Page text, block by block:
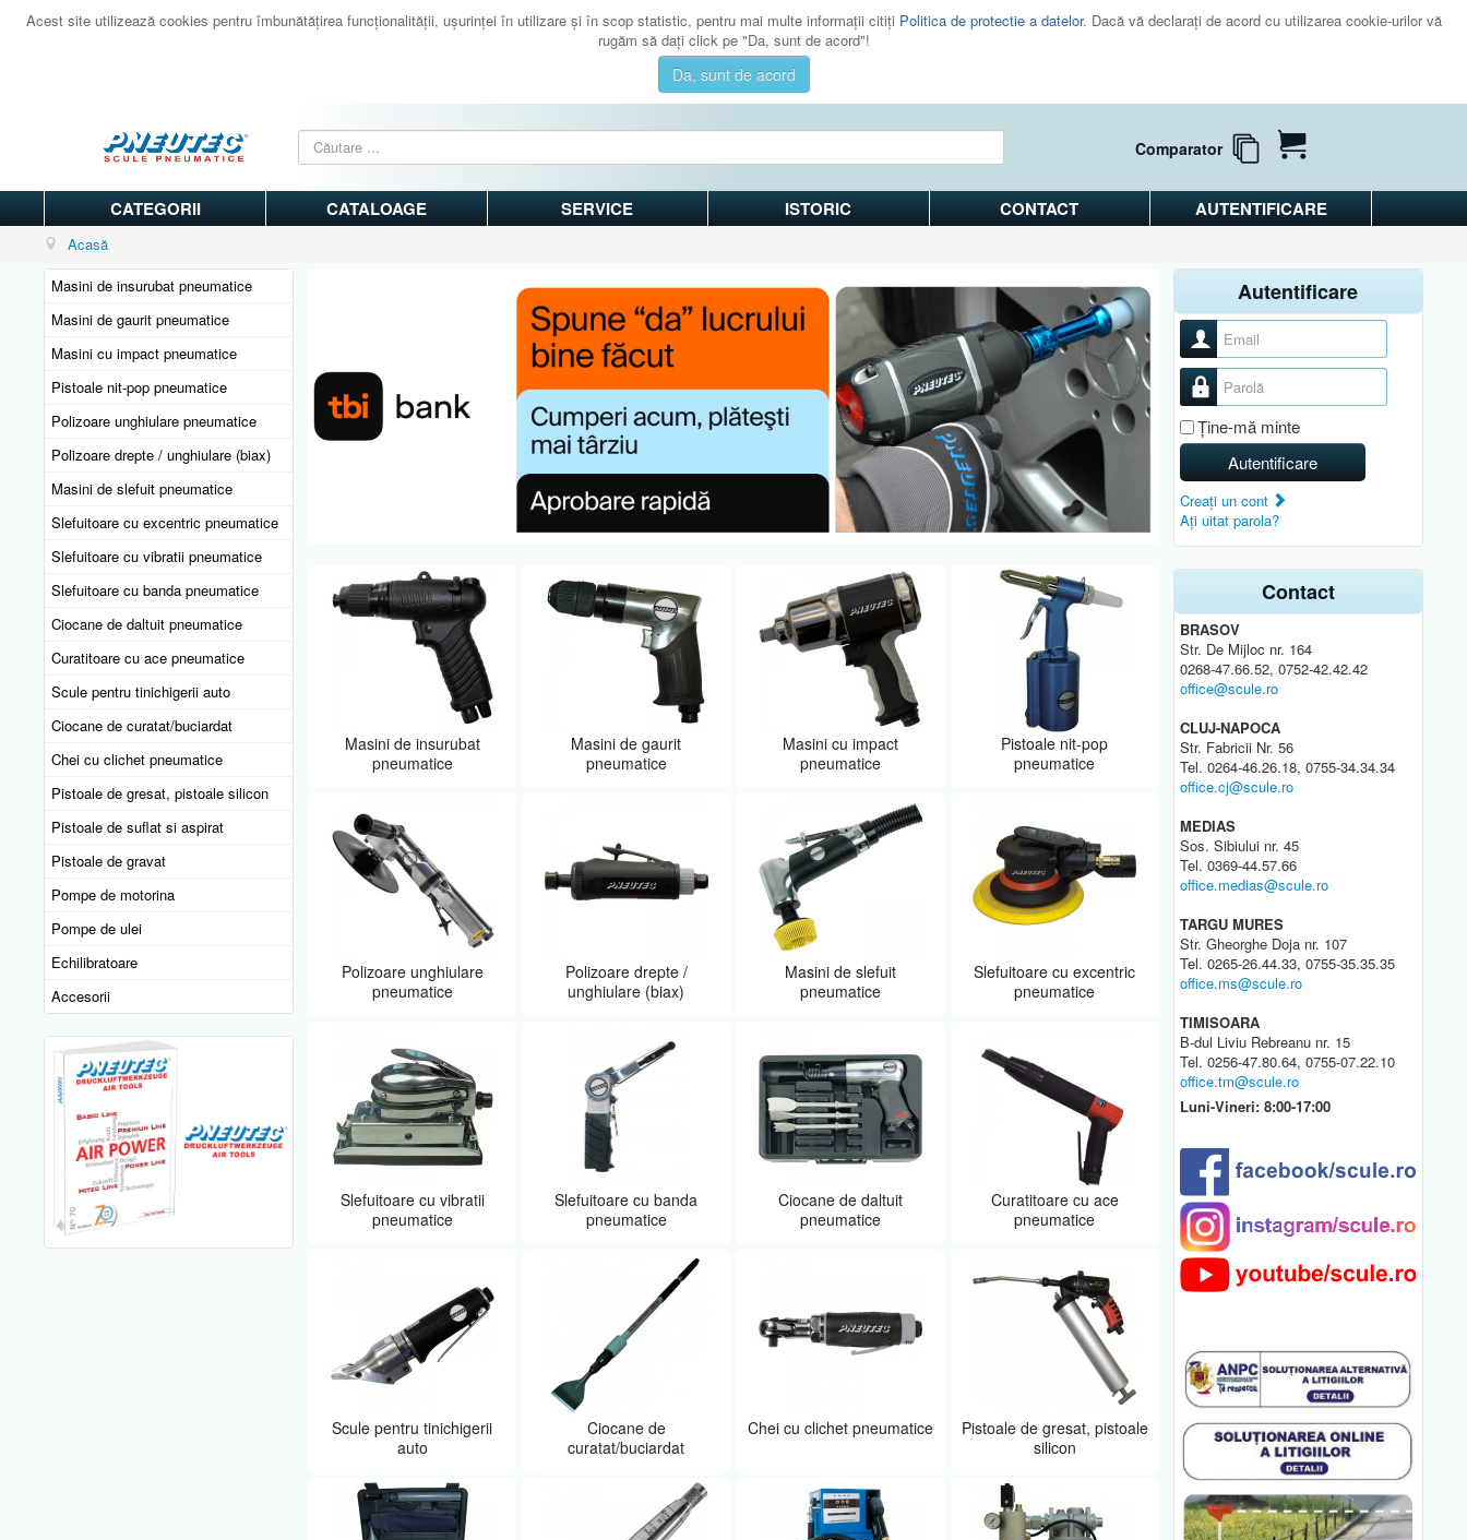
Acest site utilizează cookies pentru îmbunătăţirea funcţionalităţii, uşurinţei în utilizare şi în scop statistic, pentru mai multe informaţii citiţi Politica de protectie a datelor. Dacă vă declaraţi de acord cu utilizarea cookie-urilor vă
rugăm să daţi click pe "Da, sunt de acord"!
Da, sunt de acord
Comparator
CATEGORII CATALOAGE SERVICE ISTORIC CONTACT AUTENTIFICARE
Acasă
Masini de insurubat pneumatice
Masini de gaurit pneumatice
Masini cu impact pneumatice
Pistoale nit-pop pneumatice
Polizoare unghiulare pneumatice
Polizoare drepte / unghiulare (biax)
Masini de slefuit pneumatice
Slefuitoare cu excentric pneumatice
Slefuitoare cu vibratii pneumatice
Slefuitoare cu banda pneumatice
Ciocane de daltuit pneumatice
Curatitoare cu ace pneumatice
Scule pentru tinichigerii auto
Ciocane de curatat/buciardat
Chei cu clichet pneumatice
Pistoale de gresat, pistoale silicon
Pistoale de suflat si aspirat
Pistoale de gravat
Pompe de motorina
Pompe de ulei
Echilibratoare
Accesorii
Masini de insurubat
pneumatice
Masini de gaurit
pneumatice
Masini cu impact
pneumatice
Pistoale nit-pop
pneumatice
Polizoare unghiulare
pneumatice
Polizoare drepte /
unghiulare (biax)
Masini de slefuit
pneumatice
Slefuitoare cu excentric
pneumatice
Slefuitoare cu vibratii
pneumatice
Slefuitoare cu banda
pneumatice
Ciocane de daltuit
pneumatice
Curatitoare cu ace
pneumatice
Scule pentru tinichigerii
auto
Ciocane de
curatat/buciardat
Chei cu clichet pneumatice
Pistoale de gresat, pistoale
silicon
Autentificare
Nume utilizator
Parolă
Ţine-mă minte
Autentificare
Creaţi un cont
Aţi uitat parola?
Contact
BRASOV
Str. De Mijloc nr. 164
0268-47.66.52, 0752-42.42.42
office@scule.ro
CLUJ-NAPOCA
Str. Fabricii Nr. 56
Tel. 0264-46.26.18, 0755-34.34.34
office.cj@scule.ro
MEDIAS
Sos. Sibiului nr. 45
Tel. 0369-44.57.66
office.medias@scule.ro
TARGU MURES
Str. Gheorghe Doja nr. 107
Tel. 0265-26.44.33, 0755-35.35.35
office.ms@scule.ro
TIMISOARA
B-dul Liviu Rebreanu nr. 15
Tel. 0256-47.80.64, 0755-07.22.10
office.tm@scule.ro
Luni-Vineri: 8:00-17:00